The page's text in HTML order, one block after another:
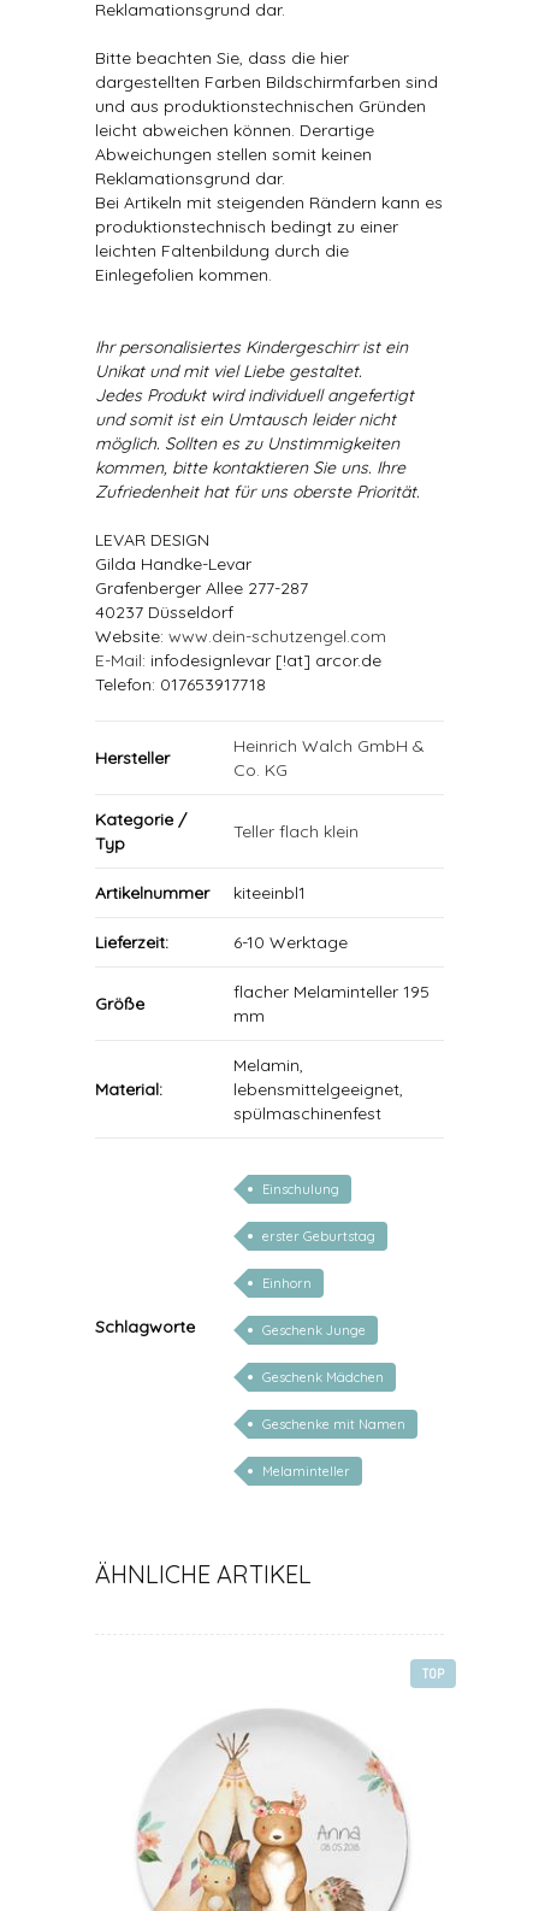
Reklamationsgrund dar.
Bitte beachten Sie, dass die hier
dargestellten Farben Bildschirmfarben sind
und aus produktionstechnischen Gründen
leicht abweichen können. Derartige
Abweichungen stellen somit keinen
Reklamationsgrund dar.
Bei Artikeln mit steigenden Rändern kann es
produktionstechnisch bedingt zu einer
leichten Faltenbildung durch die
Einlegefolien kommen.
Ihr personalisiertes Kindergeschirr ist ein
Unikat und mit viel Liebe gestaltet.
Jedes Produkt wird individuell angefertigt
und somit ist ein Umtausch leider nicht
möglich. Sollten es zu Unstimmigkeiten
kommen, bitte kontaktieren Sie uns. Ihre
Zufriedenheit hat für uns oberste Priorität.
LEVAR DESIGN
Gilda Handke-Levar
Grafenberger Allee 277-287
40237 Düsseldorf
Website: www.dein-schutzengel.com
E-Mail: infodesignlevar [!at] arcor.de
Telefon: 017653917718
Hersteller
Heinrich Walch GmbH &
Co. KG
Kategorie /
Typ
Teller flach klein
Artikelnummer kiteeinbl1
Lieferzeit: 6-10 Werktage
Größe
flacher Melaminteller 195
mm
Material:
Melamin,
lebensmittelgeeignet,
spülmaschinenfest
Schlagworte
Einschulung
erster Geburtstag
Einhorn
Geschenk Junge
Geschenk Mädchen
Geschenke mit Namen
Melaminteller
ÄHNLICHE ARTIKEL
TOP